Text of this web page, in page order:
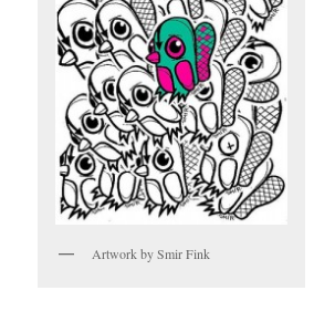
Artwork by Smir Fink